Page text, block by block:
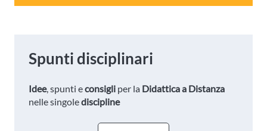
Spunti disciplinari
Idee, spunti econsigli per la Didattica a Distanza
nelle singolediscipline